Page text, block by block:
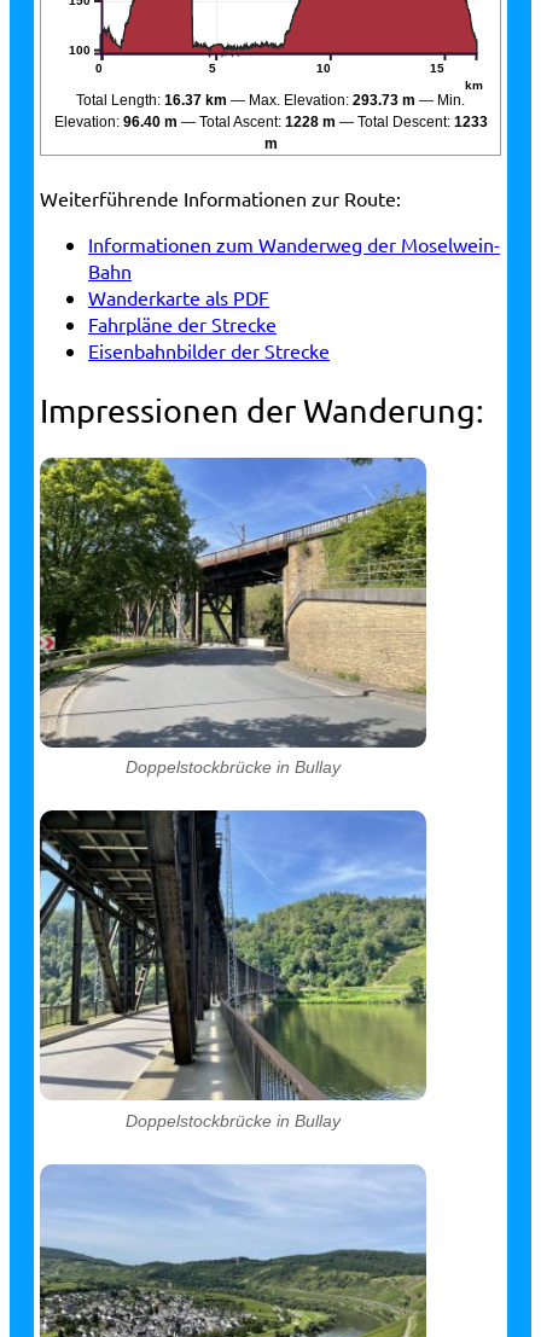
0 5 10 15
km
100
Total Length: 16.37 km Max. Elevation: 293.73 m
Min.
Elevation: 96.40 m Total Ascent: 1228 m Total Descent: 1233
m
Weiterführende Informationen zur Route:
Informationen zum Wanderweg der Moselwein-
Bahn
Wanderkarte als PDF
Fahrpläne der Strecke
Eisenbahnbilder der Strecke
Impressionen der Wanderung:
Doppelstockbrücke in Bullay
Doppelstockbrücke in Bullay